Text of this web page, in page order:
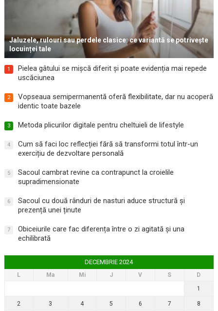
Jaluzele, rulouri sau perdele clasice: ce variantă se potrivește
locuinței tale
1
Pielea gâtului se mișcă diferit și poate evidenția mai repede
uscăciunea
2
Vopseaua semipermanentă oferă flexibilitate, dar nu acoperă
identic toate bazele
3 Metoda plicurilor digitale pentru cheltuieli de lifestyle
4
Cum să faci loc reflecției fără să transformi totul într-un
exercițiu de dezvoltare personală
5
Sacoul cambrat revine ca contrapunct la croielile
supradimensionate
6
Sacoul cu două rânduri de nasturi aduce structură și
prezență unei ținute
7
Obiceiurile care fac diferența între o zi agitată și una
echilibrată
DECEMBRIE 2024
L Ma Mi J V S
D
1
2 3 4 5 6 7 8